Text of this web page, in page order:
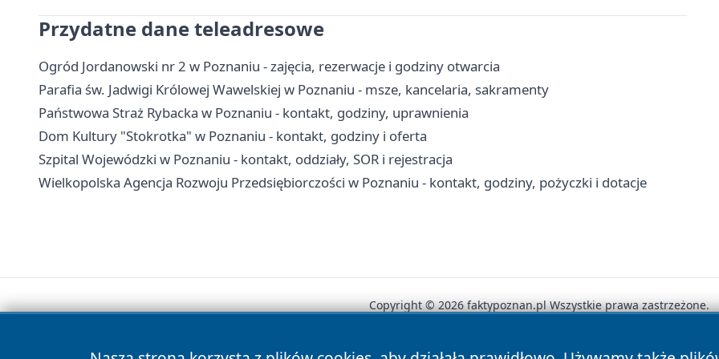
Przydatne dane teleadresowe
Ogród Jordanowski nr 2 w Poznaniu - zajęcia, rezerwacje i godziny otwarcia
Parafia św. Jadwigi Królowej Wawelskiej w Poznaniu - msze, kancelaria, sakramenty
Państwowa Straż Rybacka w Poznaniu - kontakt, godziny, uprawnienia
Dom Kultury "Stokrotka" w Poznaniu - kontakt, godziny i oferta
Szpital Wojewódzki w Poznaniu - kontakt, oddziały, SOR i rejestracja
Wielkopolska Agencja Rozwoju Przedsiębiorczości w Poznaniu - kontakt, godziny, pożyczki i dotacje
Copyright © 2026 faktypoznan.pl Wszystkie prawa zastrzeżone.